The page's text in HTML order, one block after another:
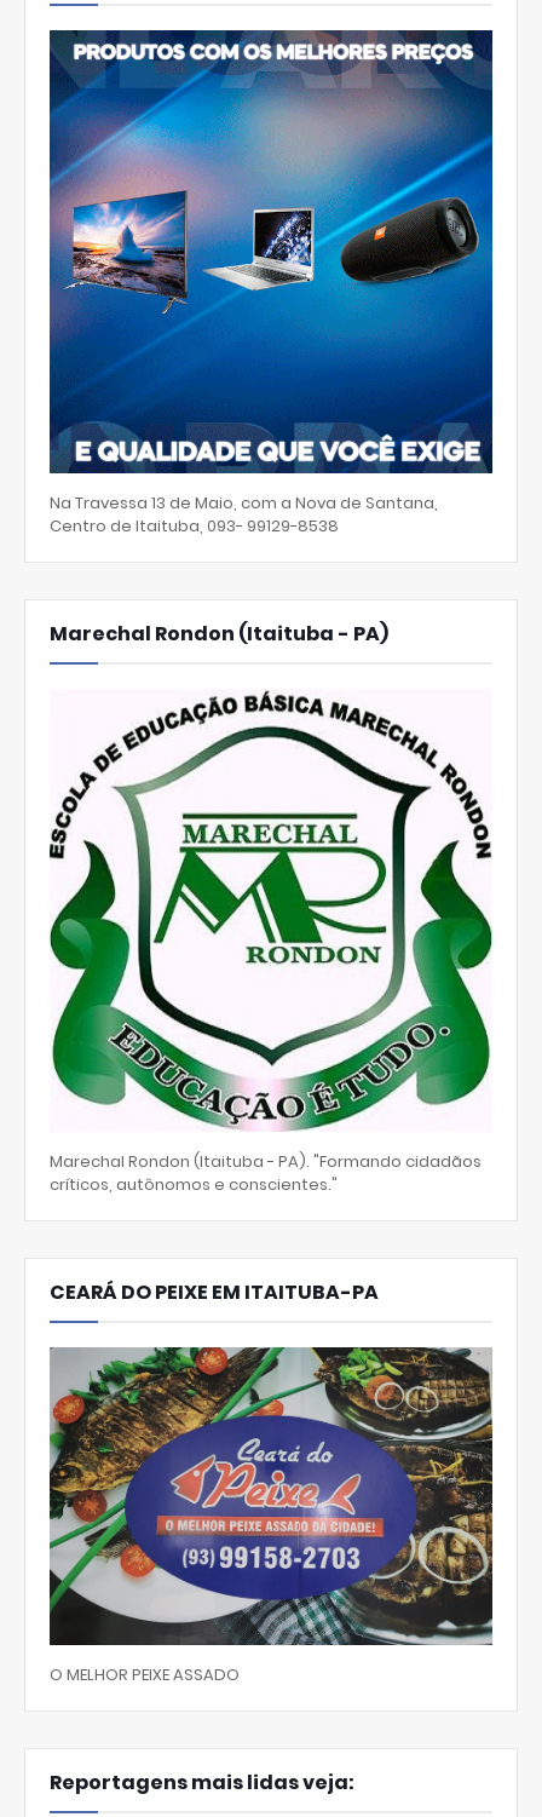
Na Travessa 13 de Maio, com a Nova de Santana,
Centro de Itaituba, 093- 99129-8538
Marechal Rondon (Itaituba - PA)
Marechal Rondon (Itaituba - PA). "Formando cidadãos
críticos, autônomos e conscientes."
CEARÁ DO PEIXE EM ITAITUBA-PA
O MELHOR PEIXE ASSADO
Reportagens mais lidas veja: